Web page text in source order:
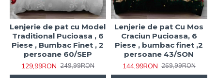
Lenjerie de pat cu Model
Traditional Pucioasa , 6
Piese , Bumbac Finet , 2
persoane 60/SEP
129,99RON 249,99RON
Lenjerie de pat Cu Mos
Craciun Pucioasa, 6
Piese , bumbac finet ,2
persoane 43/SON
144,99RON 269,99RON